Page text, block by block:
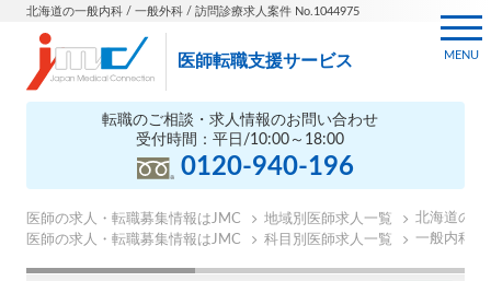
北海道の一般内科 / 一般外科 / 訪問診療求人案件 No.1044975
医師転職支援サービス
転職のご相談・求人情報のお問い合わせ
受付時間：平日/10:00～18:00
0120-940-196
MENU
医師の求人・転職募集情報はJMC 地域別医師求人一覧
北海道の医
医師の求人・転職募集情報はJMC
科目別医師求人一覧 一般内科の